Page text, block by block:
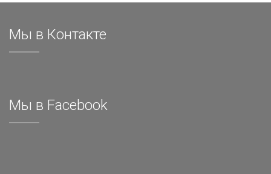
Мы в Контакте
Мы в Facebook